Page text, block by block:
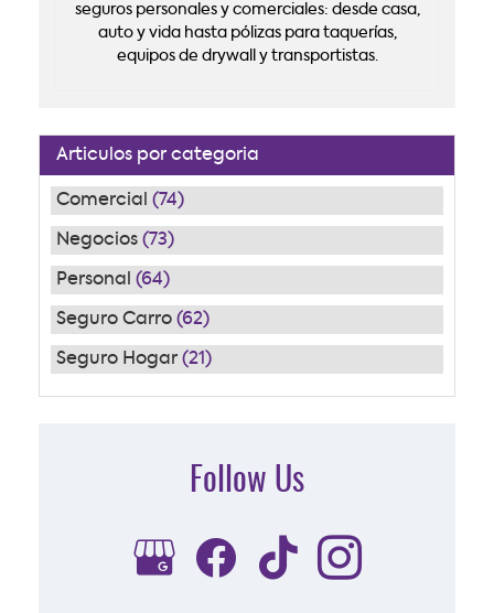
seguros personales y comerciales: desde casa,
auto y vida hasta pólizas para taquerías,
equipos de drywall y transportistas.
Articulos por categoria
Comercial (74)
Negocios (73)
Personal (64)
Seguro Carro (62)
Seguro Hogar (21)
Follow Us